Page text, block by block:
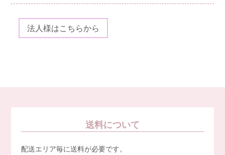
法人様はこちらから
送料について
配送エリア毎に送料が必要です。